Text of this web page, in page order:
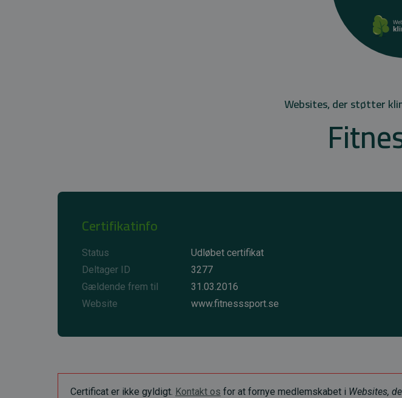
Websites, der støtter
Certifikatinfo
Status
Udløbet certifikat
Deltager ID
3277
Gældende frem til
31.03.2016
Website
www.fitnesssport.se
Certificat er ikke gyldigt. Kontakt os for at fornye medlemskabet i Websites,